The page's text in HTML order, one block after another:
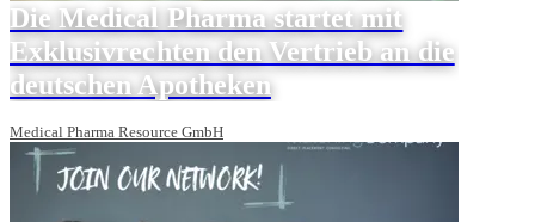
Die Medical Pharma startet mit
Exklusivrechten den Vertrieb an die
deutschen Apotheken
Medical Pharma Resource GmbH